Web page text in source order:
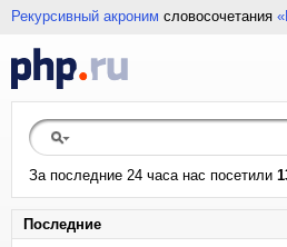
Рекурсивный акроним словосочетания
За последние 24 часа нас посетили
Последние